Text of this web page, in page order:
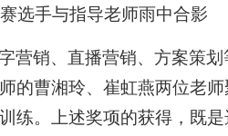
选手与指导老师雨中合影
营销、直播营销、方案策
的曹湘玲、崔虹燕两位老
练。上述奖项的获得，既